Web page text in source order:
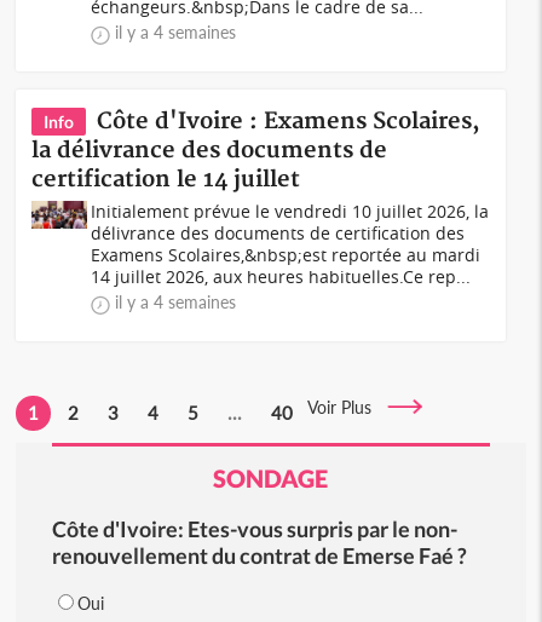
échangeurs.&nbsp;Dans le cadre de sa...
il y a 4 semaines
Info
Côte d'Ivoire : Examens Scolaires,
la délivrance des documents de
certification le 14 juillet
Initialement prévue le vendredi 10 juillet 2026, la
délivrance des documents de certification des
Examens Scolaires,&nbsp;est reportée au mardi
14 juillet 2026, aux heures habituelles.Ce rep...
il y a 4 semaines
1 2 3 4 5 ... 40 Voir Plus
SONDAGE
Côte d'Ivoire: Etes-vous surpris par le non-
renouvellement du contrat de Emerse Faé ?
Oui